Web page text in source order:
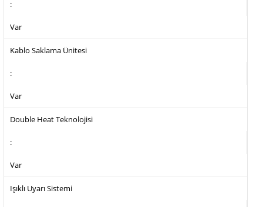
:
Var
Kablo Saklama Ünitesi
:
Var
Double Heat Teknolojisi
:
Var
Işıklı Uyarı Sistemi